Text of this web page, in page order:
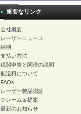
重要なリンク
会社概要
レーザーニュース
納期
支払い方法
税関申告と関税の説明
配送料について
FAQs
レーザー製品認証
クレーム＆提案
最新のお知らせ